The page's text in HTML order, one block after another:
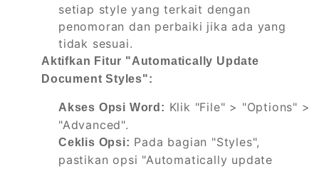
setiap style yang terkait dengan
penomoran dan perbaiki jika ada yang
tidak sesuai.
Aktifkan Fitur "Automatically Update
Document Styles":
Akses Opsi Word: Klik "File" > "Options" >
"Advanced".
Ceklis Opsi: Pada bagian "Styles",
pastikan opsi "Automatically update